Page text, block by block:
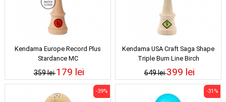
Kendama Europe Record Plus
Stardance MC
359 lei179 lei
Kendama USA Craft Saga Shape
Triple Burn Line Birch
649 lei399 lei
-39% -31%